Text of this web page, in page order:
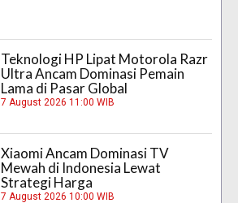
Teknologi HP Lipat Motorola Razr
Ultra Ancam Dominasi Pemain
Lama di Pasar Global
7 August 2026 11:00 WIB
Xiaomi Ancam Dominasi TV
Mewah di Indonesia Lewat
Strategi Harga
7 August 2026 10:00 WIB